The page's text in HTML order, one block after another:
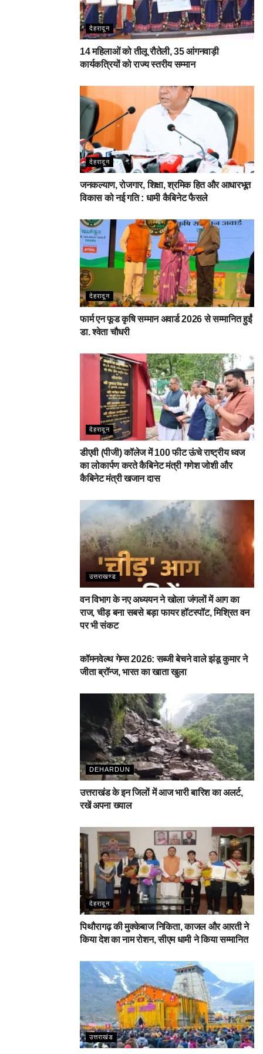
देहरादून
14 महिलाओं को तीलू रौतेली, 35 आंगनवाड़ी
कार्यकत्रियों को राज्य स्तरीय सम्मान
देहरादून
जनकल्याण, रोजगार, शिक्षा, श्रमिक हित और आधारभूत
विकास को नई गति : धामी कैबिनेट फैसले
देहरादून
फार्म एन फूड कृषि सम्मान अवार्ड 2026 से सम्मानित हुईं
डा. श्वेता चौधरी
देहरादून
डीएवी (पीजी) कॉलेज में 100 फीट ऊंचे राष्ट्रीय ध्वज
का लोकार्पण करते कैबिनेट मंत्री गणेश जोशी और
कैबिनेट मंत्री खजान दास
उत्तराखण्ड
वन विभाग के नए अध्ययन ने खोला जंगलों में आग का
राज, चीड़ बना सबसे बड़ा फायर हॉटस्पॉट, मिश्रित वन
पर भी संकट
कॉमनवेल्थ गेम्स 2026: सब्जी बेचने वाले झंडू कुमार ने
जीता ब्रॉन्ज, भारत का खाता खुला
DEHARDUN
उत्तराखंड के इन जिलों में आज भारी बारिश का अलर्ट,
रखें अपना ख्याल
देहरादून
पिथौरागढ़ की मुक्केबाज निकिता, काजल और आरती ने
किया देश का नाम रोशन, सीएम धामी ने किया सम्मानित
उत्तराखंड